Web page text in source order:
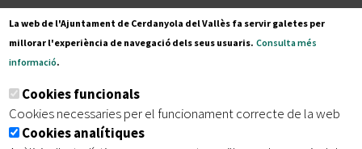
Segueix-nos a:
Subscriu-te al nostre butlletí
Inici | Avís legal | Protecció de dades
La web de l'Ajuntament de Cerdanyola del Vallès fa servir galetes per
millorar l'experiència de navegació dels seus usuaris. Consulta més
informació.
Cookies funcionals
Cookies necessaries per el funcionament correcte de la web
Cookies analítiques